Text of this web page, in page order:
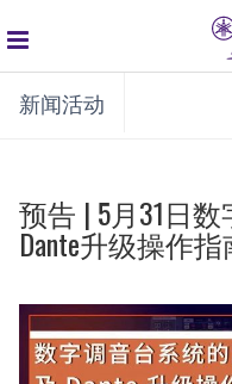
global
navigation
新闻活动
预告 | 5月31日
Dante升级操作